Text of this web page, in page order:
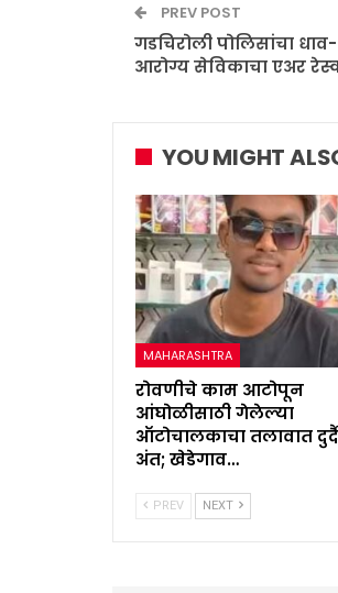
PREV POST
गडचिरोली पोलिसांचा
आरोग्य सेविकाचा एअर
YOU MIGHT
MAHARASHTRA
रोवणीचे काम आटोपून
आंघोळीसाठी गेलेल्या
ऑटोचालकाचा तलावात
अंत; खेडेगाव…
PREV NEXT